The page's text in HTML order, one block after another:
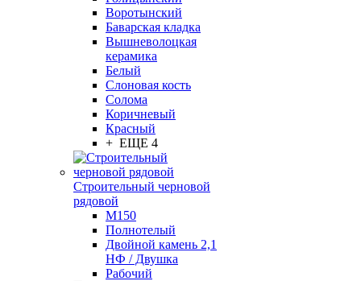
Воротынский
Баварская кладка
Вышневолоцкая
керамика
Белый
Слоновая кость
Солома
Коричневый
Красный
+ ЕЩЕ 4
Строительный черновой
рядовой
М150
Полнотелый
Двойной камень 2,1
НФ / Двушка
Рабочий